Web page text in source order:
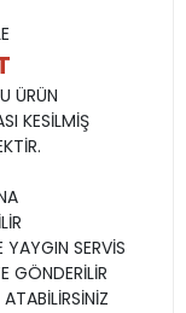
ÜRÜN
KESİLMİŞ
YAYGIN SERVİS
GÖNDERİLİR